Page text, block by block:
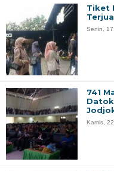
Tiket
Senin,
741
Kamis,